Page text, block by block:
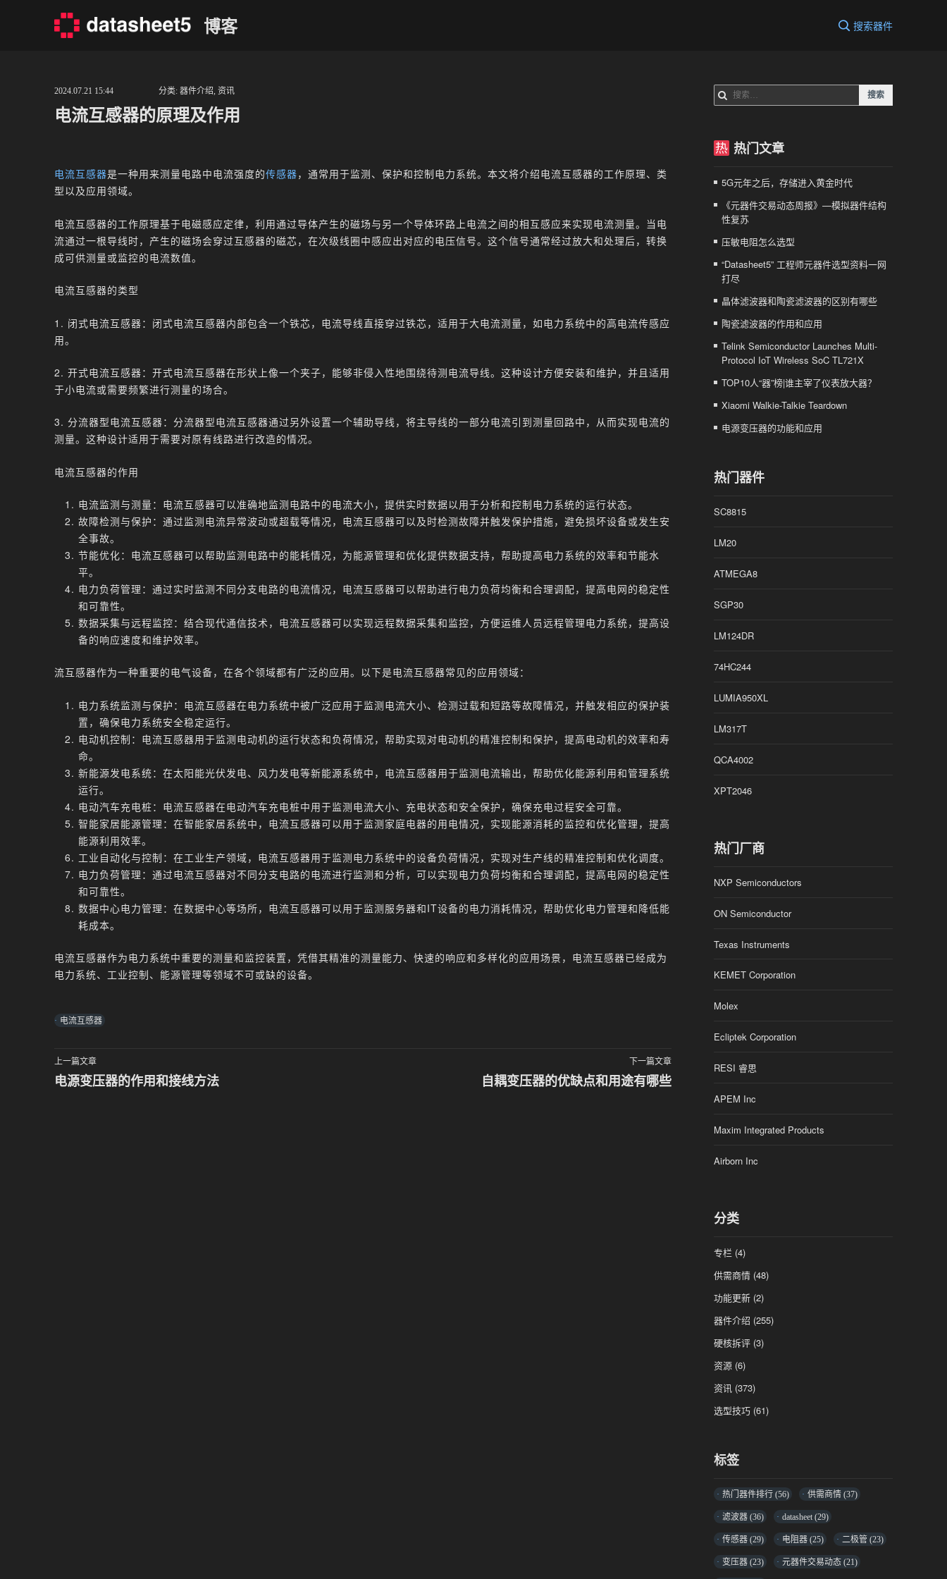
博客 搜索器件
2024.07.21 15:44 分类: 器件介绍, 资讯
电流互感器的原理及作用
电流互感器是一种用来测量电路中电流强度的传感器，通常用于监测、保护和控制电力系统。本文将介绍电流互感器的工作原理、类
型以及应用领域。
电流互感器的工作原理基于电磁感应定律，利用通过导体产生的磁场与另一个导体环路上电流之间的相互感应来实现电流测量。当电
流通过一根导线时，产生的磁场会穿过互感器的磁芯，在次级线圈中感应出对应的电压信号。这个信号通常经过放大和处理后，转换
成可供测量或监控的电流数值。
电流互感器的类型
1. 闭式电流互感器：闭式电流互感器内部包含一个铁芯，电流导线直接穿过铁芯，适用于大电流测量，如电力系统中的高电流传感应
用。
2. 开式电流互感器：开式电流互感器在形状上像一个夹子，能够非侵入性地围绕待测电流导线。这种设计方便安装和维护，并且适用
于小电流或需要频繁进行测量的场合。
3. 分流器型电流互感器：分流器型电流互感器通过另外设置一个辅助导线，将主导线的一部分电流引到测量回路中，从而实现电流的
测量。这种设计适用于需要对原有线路进行改造的情况。
电流互感器的作用
电流监测与测量：电流互感器可以准确地监测电路中的电流大小，提供实时数据以用于分析和控制电力系统的运行状态。
故障检测与保护：通过监测电流异常波动或超载等情况，电流互感器可以及时检测故障并触发保护措施，避免损坏设备或发生安
全事故。
节能优化：电流互感器可以帮助监测电路中的能耗情况，为能源管理和优化提供数据支持，帮助提高电力系统的效率和节能水
平。
电力负荷管理：通过实时监测不同分支电路的电流情况，电流互感器可以帮助进行电力负荷均衡和合理调配，提高电网的稳定性
和可靠性。
数据采集与远程监控：结合现代通信技术，电流互感器可以实现远程数据采集和监控，方便运维人员远程管理电力系统，提高设
备的响应速度和维护效率。
流互感器作为一种重要的电气设备，在各个领域都有广泛的应用。以下是电流互感器常见的应用领域：
电力系统监测与保护：电流互感器在电力系统中被广泛应用于监测电流大小、检测过载和短路等故障情况，并触发相应的保护装
置，确保电力系统安全稳定运行。
电动机控制：电流互感器用于监测电动机的运行状态和负荷情况，帮助实现对电动机的精准控制和保护，提高电动机的效率和寿
命。
新能源发电系统：在太阳能光伏发电、风力发电等新能源系统中，电流互感器用于监测电流输出，帮助优化能源利用和管理系统
运行。
电动汽车充电桩：电流互感器在电动汽车充电桩中用于监测电流大小、充电状态和安全保护，确保充电过程安全可靠。
智能家居能源管理：在智能家居系统中，电流互感器可以用于监测家庭电器的用电情况，实现能源消耗的监控和优化管理，提高
能源利用效率。
工业自动化与控制：在工业生产领域，电流互感器用于监测电力系统中的设备负荷情况，实现对生产线的精准控制和优化调度。
电力负荷管理：通过电流互感器对不同分支电路的电流进行监测和分析，可以实现电力负荷均衡和合理调配，提高电网的稳定性
和可靠性。
数据中心电力管理：在数据中心等场所，电流互感器可以用于监测服务器和IT设备的电力消耗情况，帮助优化电力管理和降低能
耗成本。
电流互感器作为电力系统中重要的测量和监控装置，凭借其精准的测量能力、快速的响应和多样化的应用场景，电流互感器已经成为
电力系统、工业控制、能源管理等领域不可或缺的设备。
电流互感器
文
下一篇文章
自耦变压器的优缺点和用途有哪些
上一篇文章
电源变压器的作用和接线方法
搜
索：
热门文章
5G元年之后，存储进入黄金时代
《元器件交易动态周报》—模拟器件结构
性复苏
压敏电阻怎么选型
“Datasheet5” 工程师元器件选型资料一网
打尽
晶体滤波器和陶瓷滤波器的区别有哪些
陶瓷滤波器的作用和应用
Telink Semiconductor Launches Multi-
Protocol IoT Wireless SoC TL721X
TOP10人“器”榜|谁主宰了仪表放大器？
Xiaomi Walkie-Talkie Teardown
电源变压器的功能和应用
热门器件
SC8815
LM20
ATMEGA8
SGP30
LM124DR
74HC244
LUMIA950XL
LM317T
QCA4002
XPT2046
热门厂商
NXP Semiconductors
ON Semiconductor
Texas Instruments
KEMET Corporation
Molex
Ecliptek Corporation
RESI 睿思
APEM Inc
Maxim Integrated Products
Airborn Inc
分类
专栏 (4)
供需商情 (48)
功能更新 (2)
器件介绍 (255)
硬核拆评 (3)
资源 (6)
资讯 (373)
选型技巧 (61)
标签
热门器件排行(56) 供需商情(37)
滤波器(36) datasheet(29)
传感器(29) 电阻器(25) 二极管 (23)
变压器(23) 元器件交易动态(21)